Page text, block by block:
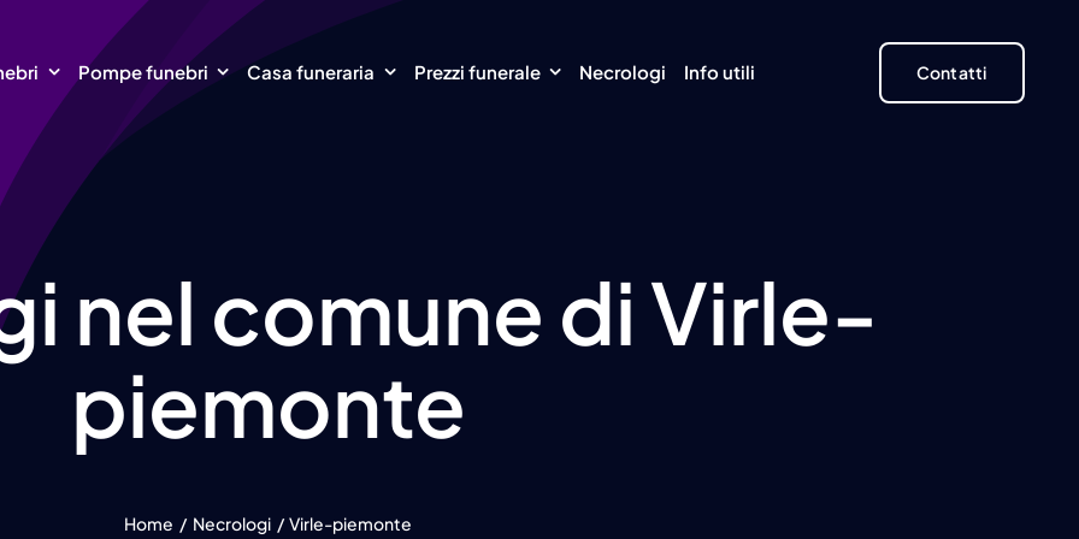
Pompe funebri Casa funeraria Prezzi funerale Necrologi Info utili Contatti
nel comune di Virle-
piemonte
Home Necrologi Virle-piemonte